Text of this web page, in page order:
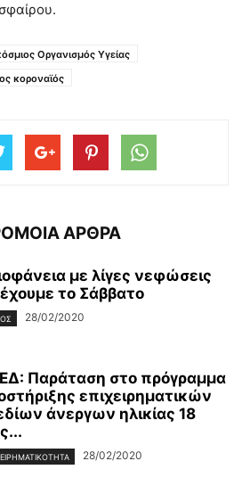
Οργανισμός Υγείας
κοροναϊός
ΑΡΘΡΑ
με λίγες νεφώσεις
το Σάββατο
28/02/2020
Παράταση στο πρόγραμμα
επιχειρηματικών
άνεργων ηλικίας 18
28/02/2020